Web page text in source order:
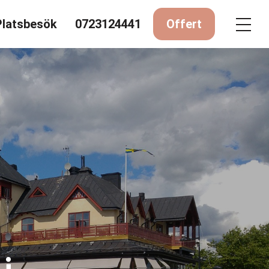
0723124441 Offert